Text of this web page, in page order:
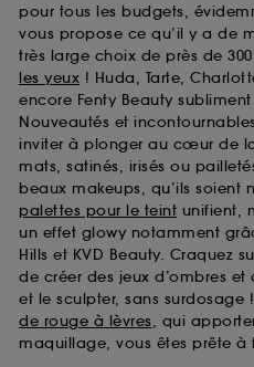
pour tous les budgets,
vous propose ce qu’il y a de
très large choix de près de
les yeux ! Huda, Tarte,
encore Fenty Beauty
Nouveautés et
inviter à plonger au cœur de
mats, satinés, irisés ou
beaux makeups, qu’ils soient
palettes pour le teint unifient,
un effet glowy notamment
Hills et KVD Beauty. Craquez
de créer des jeux d’ombres
et le sculpter, sans surdosage
de rouge à lèvres, qui
maquillage, vous êtes prête à